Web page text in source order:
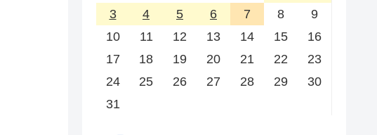
3
4 5 6 7 8
9
10
11 12 13 14 15
16
17
18 19 20 21 22
23
24
25 26 27 28 29
30
31